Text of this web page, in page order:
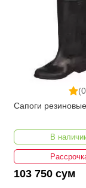
Сапоги резиновые
В
103 750 сум